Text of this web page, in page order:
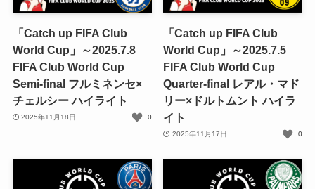
「Catch up FIFA Club
World Cup」～2025.7.8
FIFA Club World Cup
Semi-final フルミネンセ×
チェルシー ハイライト
2025年11月18日 0
「Catch up FIFA Club
World Cup」～2025.7.5
FIFA Club World Cup
Quarter-final レアル・マド
リー×ドルトムント ハイラ
イト
2025年11月17日 0